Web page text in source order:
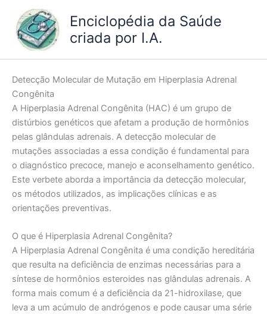
conteúdo
Enciclopédia da Saúde
criada por I.A.
Detecção Molecular de Mutação em Hiperplasia Adrenal
Congênita
A Hiperplasia Adrenal Congênita (HAC) é um grupo de
distúrbios genéticos que afetam a produção de hormônios
pelas glândulas adrenais. A detecção molecular de
mutações associadas a essa condição é fundamental para
o diagnóstico precoce, manejo e aconselhamento genético.
Este verbete aborda a importância da detecção molecular,
os métodos utilizados, as implicações clínicas e as
orientações preventivas.
O que é Hiperplasia Adrenal Congênita?
A Hiperplasia Adrenal Congênita é uma condição hereditária
que resulta na deficiência de enzimas necessárias para a
síntese de hormônios esteroides nas glândulas adrenais. A
forma mais comum é a deficiência da 21-hidroxilase, que
leva a um acúmulo de andrógenos e pode causar uma série